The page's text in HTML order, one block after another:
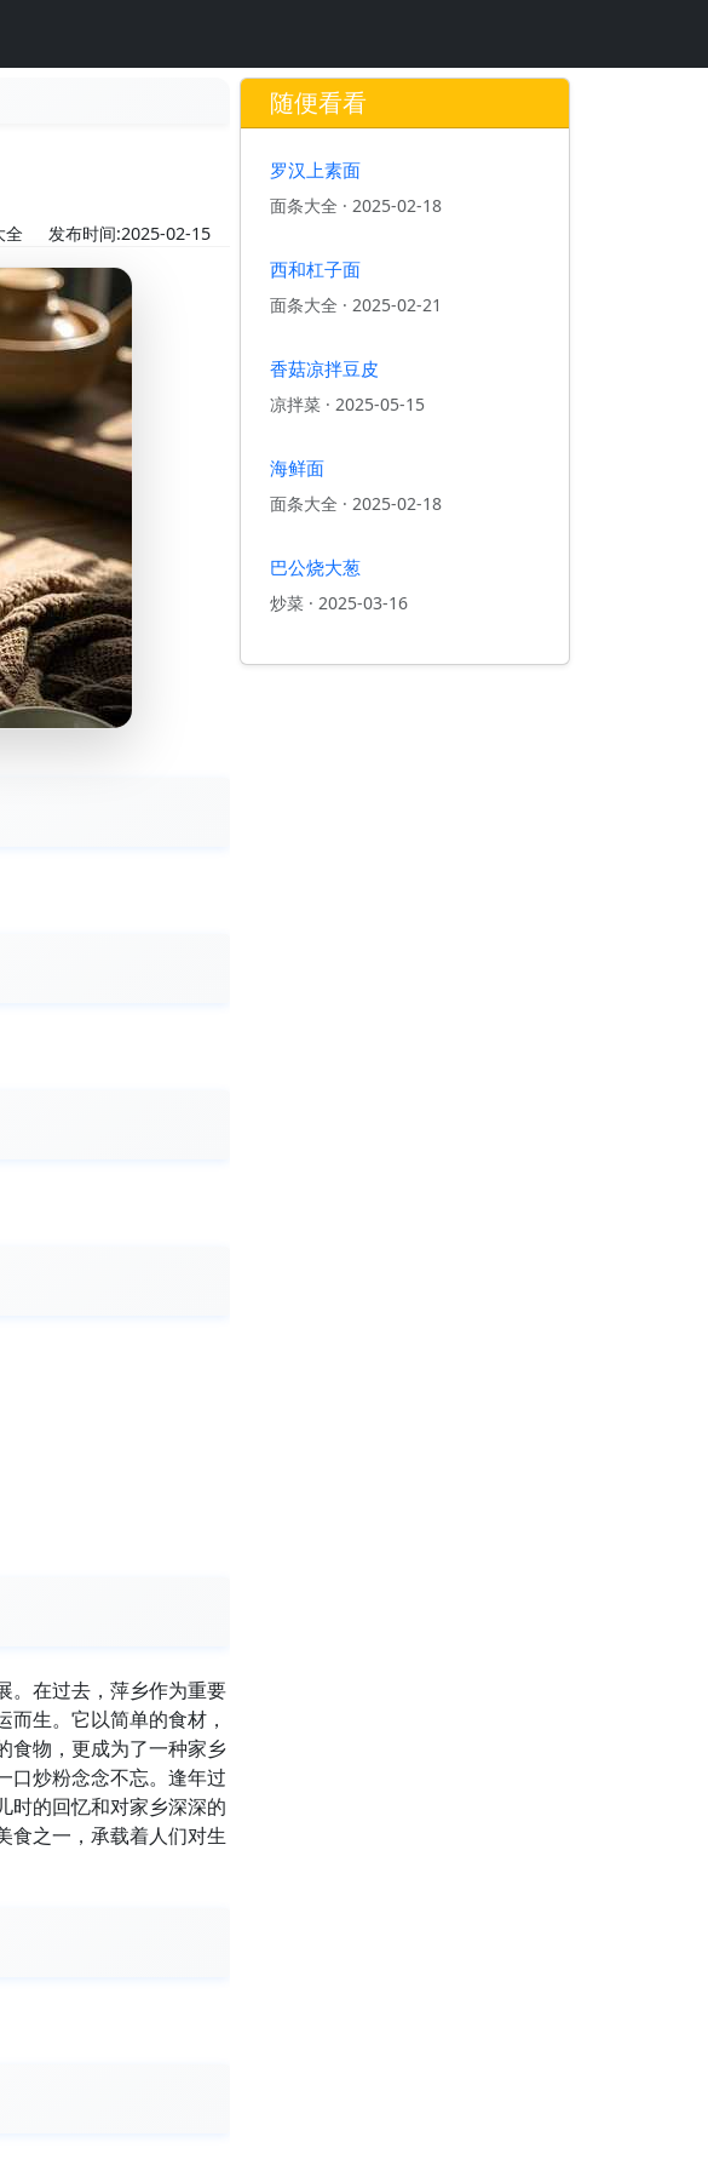
全 发布时间:2025-02-15
。在过去，萍乡作为重要
生。它以简单的食材，
食物，更成为了一种家乡
口炒粉念念不忘。逢年过
时的回忆和对家乡深深的
食之一，承载着人们对生
随便看看
罗汉上素面
面条大全 · 2025-02-18
西和杠子面
面条大全 · 2025-02-21
香菇凉拌豆皮
凉拌菜 · 2025-05-15
海鲜面
面条大全 · 2025-02-18
巴公烧大葱
炒菜 · 2025-03-16